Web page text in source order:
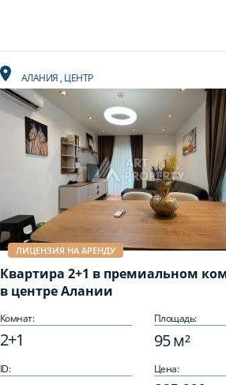
АЛАНИЯ, ЦЕНТР
ЛИЦЕНЗИЯ НА АРЕНДУ
Квартира 2+1 в премиальном
в центре Алании
Комнат:
2+1
Площадь:
95 м²
ID: Цена: